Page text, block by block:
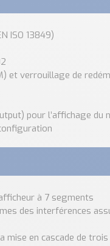
ISO 13849)
et verrouillage de
pour l’affichage du
à 7 segments
des interférences
mise en cascade de